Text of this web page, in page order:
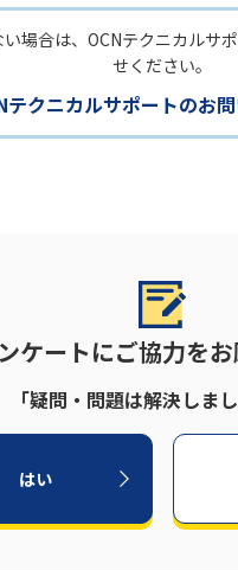
場合は、OCNテクニカルサ
せください。
テクニカルサポートのお
ケートにご協力を
「疑問・問題は解決しま
はい